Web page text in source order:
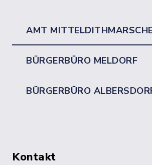
AMT
BÜRGERBÜRO MELDORF
BÜRGERBÜRO
Kontakt